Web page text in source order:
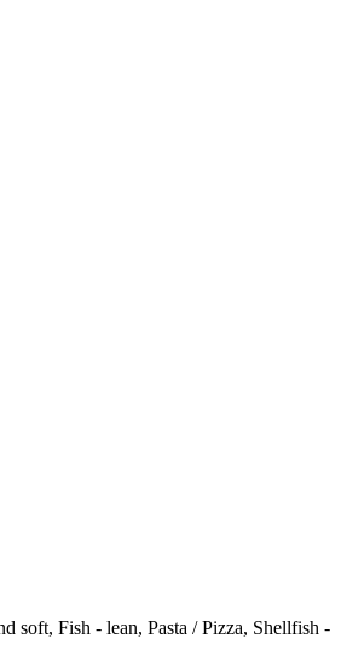
soft, Fish - lean, Pasta / Pizza, Shellfish -